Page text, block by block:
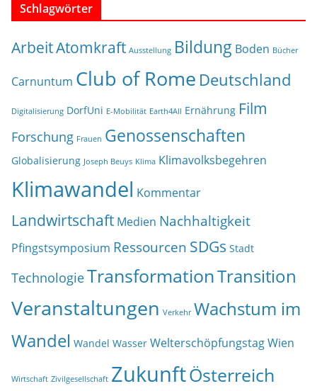
Schlagwörter
ArbeitAtomkraft Ausstellung Bildung Boden Bücher
Carnuntum Club of Rome Deutschland
Digitalisierung DorfUni E-Mobilität Earth4All Ernährung Film
Forschung Frauen Genossenschaften
Globalisierung Joseph Beuys Klima Klimavolksbegehren
Klimawandel Kommentar
Landwirtschaft Medien Nachhaltigkeit
Pfingstsymposium Ressourcen SDGs Stadt
TechnologieTransformationTransition
Veranstaltungen Verkehr Wachstum im
Wandel Wandel Wasser WelterschöpfungstagWien
Wirtschaft Zivilgesellschaft ZukunftÖsterreich